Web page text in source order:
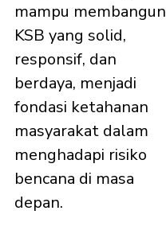
mampu membangun
KSB yang solid,
responsif, dan
berdaya, menjadi
fondasi ketahanan
masyarakat dalam
menghadapi risiko
bencana di masa
depan.